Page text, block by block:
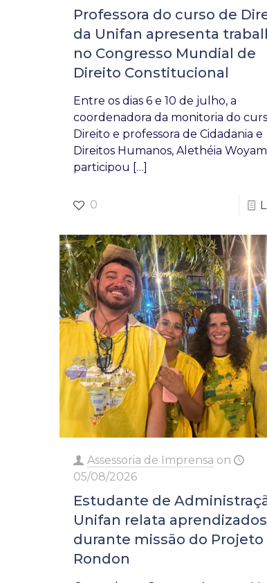
Professora do curso de
da Unifan apresenta
no Congresso Mundial de
Direito Constitucional
Entre os dias 6 e 10 de julho, a
coordenadora da monitoria do
Direito e professora de Cidadania e
Direitos Humanos, Alethéia
participou
[…]
0
Assessoria de Imprensa on
05/08/2026
Estudante de
Unifan relata aprendizados
durante missão do Projeto
Rondon